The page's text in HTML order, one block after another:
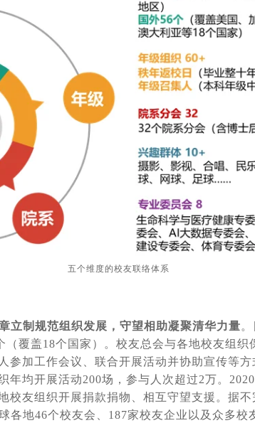
五个维度的校友联络体系
立制规范组织发展，守望相助凝聚清华力量
（覆盖18个国家）。校友总会与各地校友组织
参加工作会议、联合开展活动并协助宣传等
年均开展活动200场，参与人次超过2万。
校友组织开展捐款捐物、相互守望支援。据
各地46个校友会、187家校友企业以及众多校